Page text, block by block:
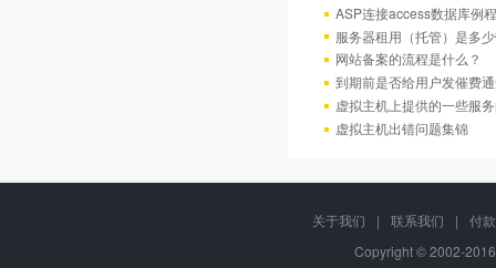
ASP连接access数据库例程
服务器租用（托管）是多
网站备案的流程是什么？
到期前是否给用户发催费
虚拟主机上提供的一些服
虚拟主机出错问题集锦
关于我们 | 联系我们 |
付
Copyright © 2002-